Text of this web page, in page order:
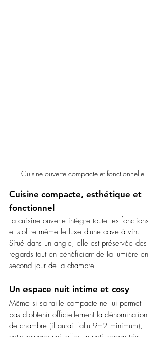
Cuisine ouverte compacte et fonctionnelle
Cuisine compacte, esthétique et
fonctionnel
La cuisine ouverte intègre toute les fonctions
et s'offre même le luxe d'une cave à vin.
Situé dans un angle, elle est préservée des
regards tout en bénéficiant de la lumière en
second jour de la chambre
Un espace nuit intime et cosy
Même si sa taille compacte ne lui permet
pas d'obtenir officiellement la dénomination
de chambre (il aurait fallu 9m2 minimum),